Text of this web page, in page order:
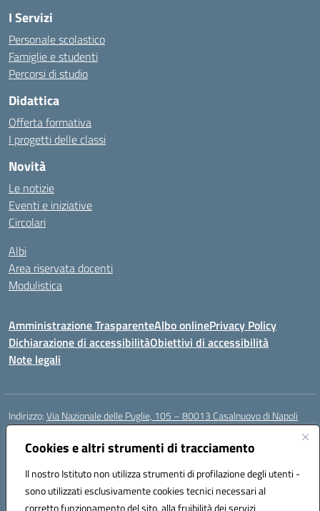
Cookies e altri strumenti di tracciamento
Il nostro Istituto non utilizza strumenti di profilazione degli utenti -
sono utilizzati esclusivamente cookies tecnici necessari al
corretto funzionamento del sito, alla fruibilità dei servizi
I Servizi
Personale scolastico
Famiglie e studenti
Percorsi di studio
Didattica
Offerta formativa
I progetti delle classi
Novità
Le notizie
Eventi e iniziative
Circolari
Albi
Area riservata docenti
Modulistica
Amministrazione TrasparenteAlbo onlinePrivacy Policy
Dichiarazione di accessibilitàObiettivi di accessibilità
Note legali
Indirizzo:Via Nazionale delle Puglie, 105 – 80013 Casalnuovo di Napoli
Centralino:
Email:naee32300a@istruzione.it
Codice fiscale: 93007720639
Codice meccanografico:
NAEE32300A